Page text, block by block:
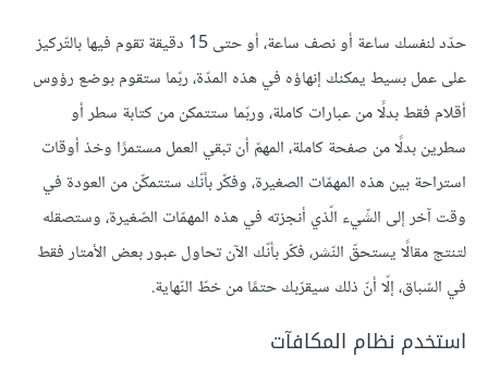
حدّد لنفسك ساعة أو نصف ساعة، أو حتى 15 دقيقة تقوم فيها بالتّركيز
على عمل بسيط يمكنك إنهاؤه في هذه المدّة، ربّما ستقوم بوضع رؤوس
أقلام فقط بدلًا من عبارات كاملة، وربّما ستتمكن من كتابة سطر أو
سطرين بدلًا من صفحة كاملة، المهمّ أن تبقي العمل مستمرًا وخذ أوقات
استراحة بين هذه المهمّات الصغيرة، وفكّر بأنّك ستتمكّن من العودة في
وقت آخر إلى الشّيء الّذي أنجزته في هذه المهمّات الصّغيرة، وستصقله
لتنتج مقالًا يستحقّ النّشر، فكّر بأنّك الآن تحاول عبور بعض الأمتار فقط
في السّباق، إلّا أنّ ذلك سيقرّبك حتمًا من خطّ النّهاية.
استخدم نظام المكافآت